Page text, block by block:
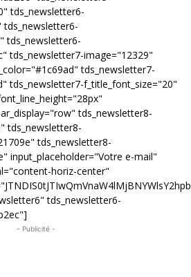
tds_newsletter6-
tds_newsletter6-
tds_newsletter6-
tds_newsletter7-image="12329"
tds_newsletter7-
tds_newsletter7-f_title_font_size="20"
tds_newsletter8-
tds_newsletter8-
tds_newsletter8-
input_placeholder="Votre e-mail"
horiz-center"
tds_newsletter6-
- Publicité -